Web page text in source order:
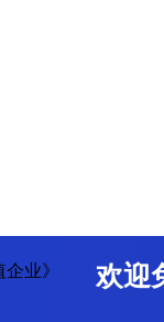
业》
欢迎